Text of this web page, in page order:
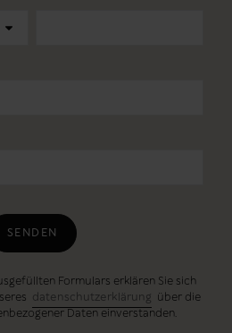
SENDEN
Formulars erklären Sie sich
datenschutzerklärung über die
Daten einverstanden.